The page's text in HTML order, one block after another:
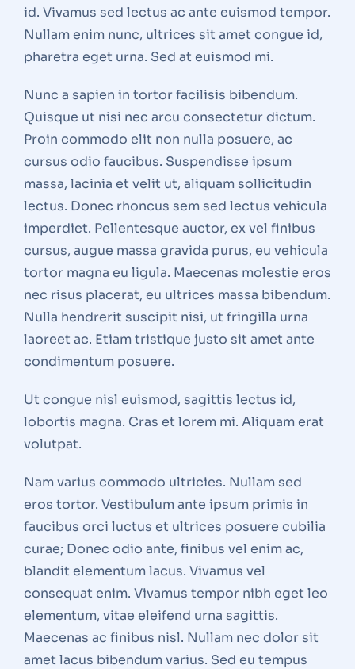
id. Vivamus sed lectus ac ante euismod tempor.
Nullam enim nunc, ultrices sit amet congue id,
pharetra eget urna. Sed at euismod mi.
Nunc a sapien in tortor facilisis bibendum.
Quisque ut nisi nec arcu consectetur dictum.
Proin commodo elit non nulla posuere, ac
cursus odio faucibus. Suspendisse ipsum
massa, lacinia et velit ut, aliquam sollicitudin
lectus. Donec rhoncus sem sed lectus vehicula
imperdiet. Pellentesque auctor, ex vel finibus
cursus, augue massa gravida purus, eu vehicula
tortor magna eu ligula. Maecenas molestie eros
nec risus placerat, eu ultrices massa bibendum.
Nulla hendrerit suscipit nisi, ut fringilla urna
laoreet ac. Etiam tristique justo sit amet ante
condimentum posuere.
Ut congue nisl euismod, sagittis lectus id,
lobortis magna. Cras et lorem mi. Aliquam erat
volutpat.
Nam varius commodo ultricies. Nullam sed
eros tortor. Vestibulum ante ipsum primis in
faucibus orci luctus et ultrices posuere cubilia
curae; Donec odio ante, finibus vel enim ac,
blandit elementum lacus. Vivamus vel
consequat enim. Vivamus tempor nibh eget leo
elementum, vitae eleifend urna sagittis.
Maecenas ac finibus nisl. Nullam nec dolor sit
amet lacus bibendum varius. Sed eu tempus